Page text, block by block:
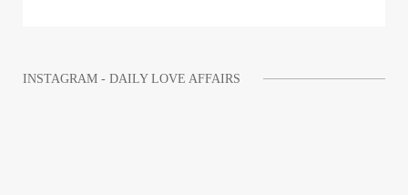
INSTAGRAM - DAILY LOVE AFFAIRS